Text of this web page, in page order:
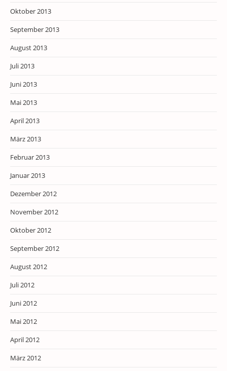
Oktober 2013
September 2013
August 2013
Juli 2013
Juni 2013
Mai 2013
April 2013
März 2013
Februar 2013
Januar 2013
Dezember 2012
November 2012
Oktober 2012
September 2012
August 2012
Juli 2012
Juni 2012
Mai 2012
April 2012
März 2012